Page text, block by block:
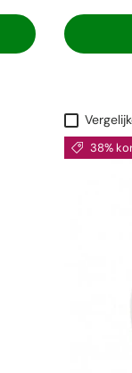
38%